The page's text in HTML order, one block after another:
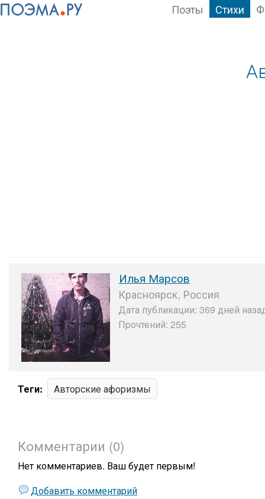
Поэты Стихи
Илья Марсов
Красноярск, Россия
Дата публикации: 369 дней
Прочтений: 255
Теги: Авторские афоризмы
Комментарии (0)
Нет комментариев. Ваш будет первым!
Добавить комментарий